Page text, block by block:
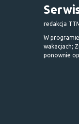
redakcja
W
wakacjach;
ponownie